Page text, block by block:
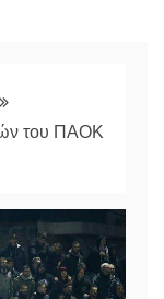
του ΠΑΟΚ